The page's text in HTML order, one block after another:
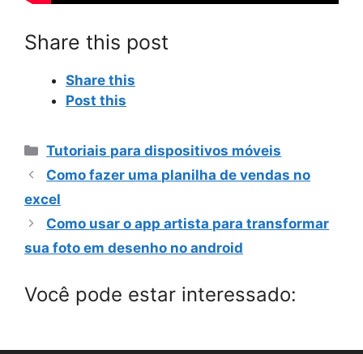
Share this post
Share this
Post this
Categorias
Tutoriais para dispositivos móveis
Como fazer uma planilha de vendas no
excel
Como usar o app artista para transformar
sua foto em desenho no android
Você pode estar interessado: